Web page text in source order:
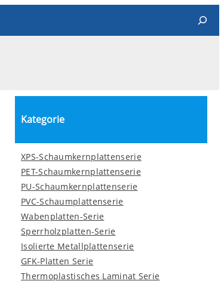
Search
Kategorie
XPS-Schaumkernplattenserie
PET-Schaumkernplattenserie
PU-Schaumkernplattenserie
PVC-Schaumplattenserie
Wabenplatten-Serie
Sperrholzplatten-Serie
Isolierte Metallplattenserie
GFK-Platten Serie
Thermoplastisches Laminat Serie